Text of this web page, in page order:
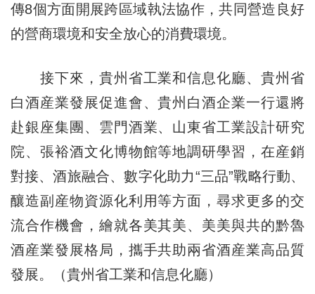
傳8個方面開展跨區域執法協作，共同營造良好
的營商環境和安全放心的消費環境。
接下來，貴州省工業和信息化廳、貴州省
白酒産業發展促進會、貴州白酒企業一行還將
赴銀座集團、雲門酒業、山東省工業設計研究
院、張裕酒文化博物館等地調研學習，在産銷
對接、酒旅融合、數字化助力“三品”戰略行動、
釀造副産物資源化利用等方面，尋求更多的交
流合作機會，繪就各美其美、美美與共的黔魯
酒産業發展格局，攜手共助兩省酒産業高品質
發展。（貴州省工業和信息化廳）